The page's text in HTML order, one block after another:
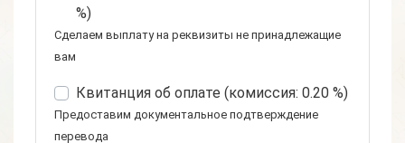
%)
Сделаем выплату на реквизиты не принадлежащие
вам
Квитанция об оплате (комиссия: 0.20 %)
Предоставим документальное подтверждение
перевода